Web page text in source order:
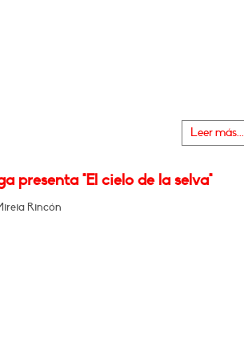
Leer más...
presenta "El cielo de la selva"
Rincón